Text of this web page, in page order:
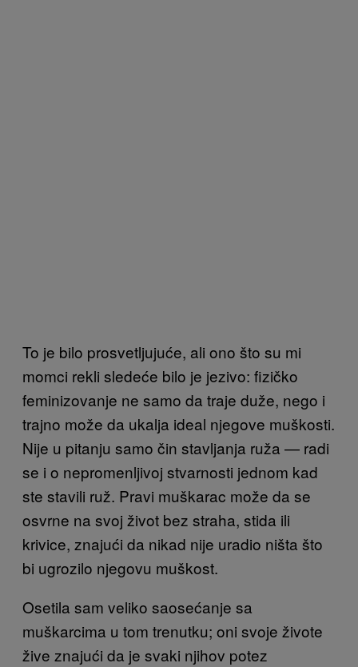
To je bilo prosvetljujuće, ali ono što su mi
momci rekli sledeće bilo je jezivo: fizičko
feminizovanje ne samo da traje duže, nego i
trajno može da ukalja ideal njegove muškosti.
Nije u pitanju samo čin stavljanja ruža — radi
se i o nepromenljivoj stvarnosti jednom kad
ste stavili ruž. Pravi muškarac može da se
osvrne na svoj život bez straha, stida ili
krivice, znajući da nikad nije uradio ništa što
bi ugrozilo njegovu muškost.
Osetila sam veliko saosećanje sa
muškarcima u tom trenutku; oni svoje živote
žive znajući da je svaki njihov potez